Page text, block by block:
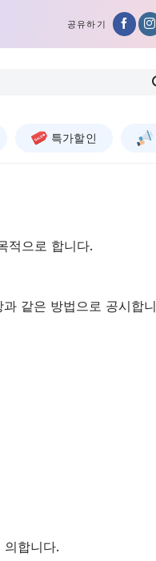
공유하기
특가할인
적으로 합니다.
같은 방법으로 공시합
합니다.